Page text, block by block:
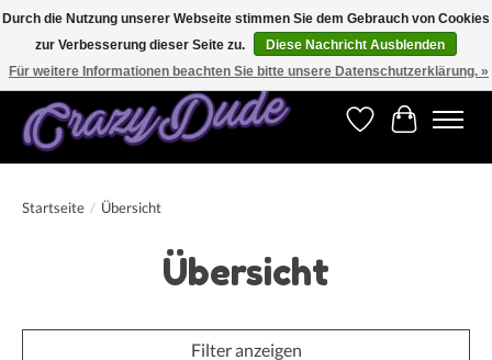
Versandkostenfrei bestellen ab CHF 200.00 in der Schweiz und ab EUR 250.00 in den
meisten Ländern weltweit.
Wunschzettel
Ihr
Startseite / Übersicht
Übersicht
Filter anzeigen
Durch die Nutzung unserer Webseite stimmen Sie dem Gebrauch von Cookies
zur Verbesserung dieser Seite zu.
Diese Nachricht Ausblenden
Für weitere Informationen beachten Sie bitte unsere Datenschutzerklärung. »